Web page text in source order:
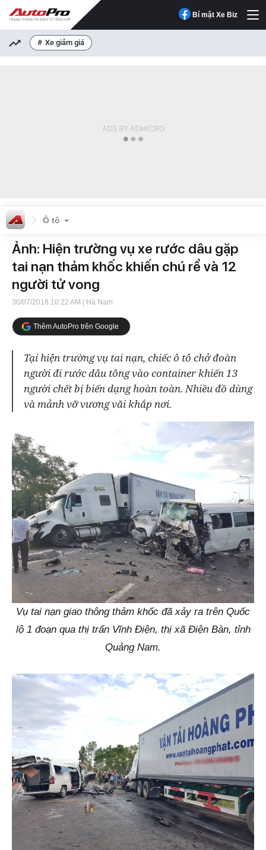
Bí mật Xe Biz
Xe giảm giá
Ô tô
Ảnh: Hiện trường vụ xe rước dâu gặp
tai nạn thảm khốc khiến chú rể và 12
người tử vong
30/07/2018 10:22 AM | Hà Nam
Thêm AutoPro trên Google
Tại hiện trường vụ tai nạn, chiếc ô tô chở đoàn
người đi rước dâu tông vào container khiến 13
người chết bị biến dạng hoàn toàn. Nhiều đồ dùng
và mảnh vỡ vương vãi khắp nơi.
Vụ tai nạn giao thông thảm khốc đã xảy ra trên Quốc
lộ 1 đoạn qua thị trấn Vĩnh Điện, thị xã Điện Bàn, tỉnh
Quảng Nam.